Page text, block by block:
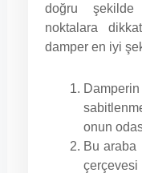
doğru şekilde
noktalara
damper en iyi
onun
Bu araba